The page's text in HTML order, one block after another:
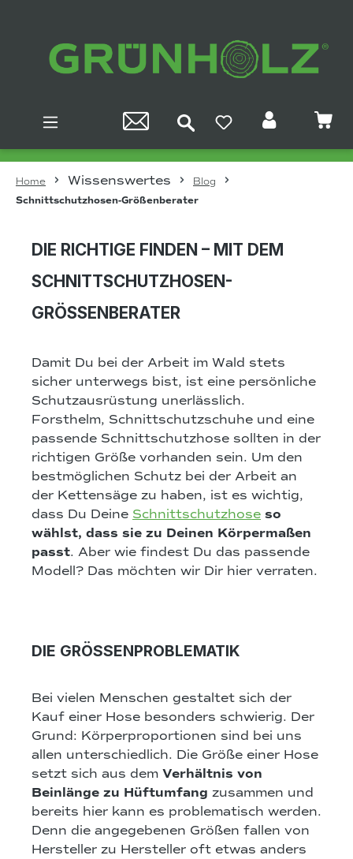
Home Wissenswertes
Blog
Schnittschutzhosen-Größenberater
DIE RICHTIGE FINDEN – MIT DEM
SCHNITTSCHUTZHOSEN-
GRÖSSENBERATER
Damit Du bei der Arbeit im Wald stets
sicher unterwegs bist, ist eine persönliche
Schutzausrüstung unerlässlich.
Forsthelm, Schnittschutzschuhe und eine
passende Schnittschutzhose sollten in der
richtigen Größe vorhanden sein. Um den
bestmöglichen Schutz bei der Arbeit an
der Kettensäge zu haben, ist es wichtig,
dass Du Deine Schnittschutzhose so
wählst, dass sie zu Deinen Körpermaßen
passt. Aber wie findest Du das passende
Modell? Das möchten wir Dir hier verraten.
DIE GRÖSSENPROBLEMATIK
Bei vielen Menschen gestaltet sich der
Kauf einer Hose besonders schwierig. Der
Grund: Körperproportionen sind bei uns
allen unterschiedlich. Die Größe einer Hose
setzt sich aus dem Verhältnis von
Beinlänge zu Hüftumfang zusammen und
bereits hier kann es problematisch werden.
Denn die angegebenen Größen fallen von
Hersteller zu Hersteller oft etwas anders